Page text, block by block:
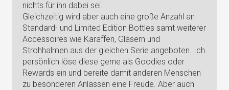
nichts für ihn dabei sei.
Gleichzeitig wird aber auch eine große Anzahl an
Standard- und Limited Edition Bottles samt weiterer
Accessoires wie Karaffen, Gläsern und
Strohhalmen aus der gleichen Serie angeboten. Ich
persönlich löse diese gerne als Goodies oder
Rewards ein und bereite damit anderen Menschen
zu besonderen Anlässen eine Freude. Aber auch